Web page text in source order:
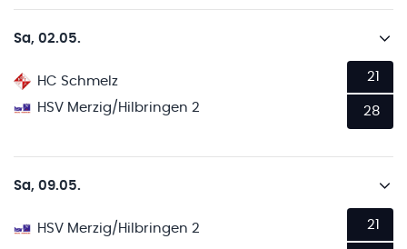
Sa, 02.05.
HC Schmelz
HSV Merzig/Hilbringen 2
21
28
Sa, 09.05.
HSV Merzig/Hilbringen 2
21